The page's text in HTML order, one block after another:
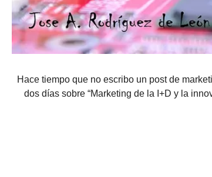
Hace tiempo que no escribo un post de
dos días sobre “Marketing de la I+D y la